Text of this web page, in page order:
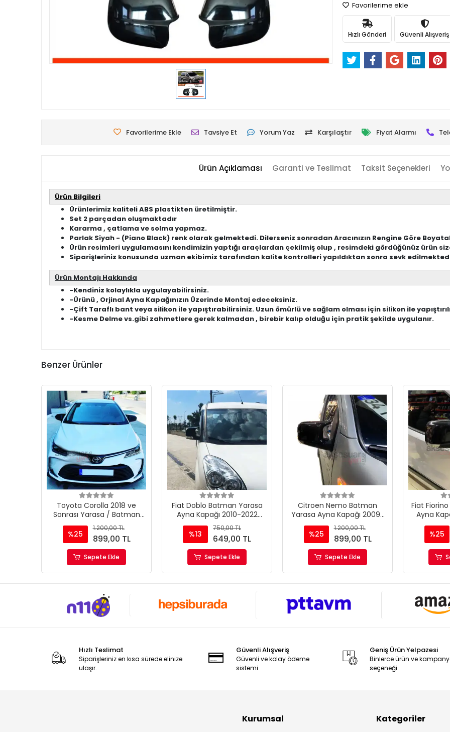
Favorilerime ekle
Hızlı Gönderi Güvenli Alışveriş
Favorilerime Ekle Tavsiye Et Yorum Yaz Karşılaştır Fiyat Alarmı
Ürün Açıklaması Garanti ve Teslimat Taksit Seçenekleri
Ürün Bilgileri
Ürünlerimiz kaliteli ABS plastikten üretilmiştir.
Set 2 parçadan oluşmaktadır
Kararma , çatlama ve solma yapmaz.
Parlak Siyah - (Piano Black) renk olarak gelmektedi. Dilerseniz sonradan Aracınızın Rengine Göre
Ürün resimleri uygulamasını kendimizin yaptığı araçlardan çekilmiş olup , resimdeki gördüğünüz ürün
Siparişleriniz konusunda uzman ekibimiz tarafından kalite kontrolleri yapıldıktan sonra sevk
Ürün Montajı Hakkında
-Kendiniz kolaylıkla uygulayabilirsiniz.
-Ürünü , Orjinal Ayna Kapağınızın Üzerinde Montaj edeceksiniz.
-Çift Taraflı bant veya silikon ile yapıştırabilirsiniz. Uzun ömürlü ve sağlam olması için silikon ile
-Kesme Delme vs.gibi zahmetlere gerek kalmadan , birebir kalıp olduğu için pratik şekilde uygulanır.
Benzer Ürünler
Toyota Corolla 2018 ve
Sonrası Yarasa / Batman
Ayna Kapağı
%25
1.200,00 TL
899,00 TL
Sepete Ekle
Fiat Doblo Batman Yarasa
Ayna Kapağı 2010-2022
Geniş Tip
%13
750,00 TL
649,00 TL
Sepete Ekle
Citroen Nemo Batman
Yarasa Ayna Kapağı 2009-
2022 Uyumlu Parlak Siyah
Piano Black
%25
1.200,00 TL
899,00 TL
Sepete Ekle
Fiat
Ayna
Uyumlu
%25
Hızlı Teslimat
Siparişleriniz en kısa sürede elinize
ulaşır.
Güvenli Alışveriş
Güvenli ve kolay ödeme
sistemi
Geniş Ürün Yelpazesi
Binlerce ürün ve
seçeneği
Kurumsal Kategoriler